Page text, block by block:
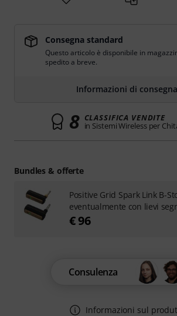
Consegna standard
Questo articolo è disponibile in
spedito a breve.
Informazioni di consegna
8 CLASSIFICA VENDITE
in Sistemi Wireless per
Consulenza
Informazioni sul
Bundles & offerte
Positive Grid Spark Link B-
eventualmente con lievi
€ 96